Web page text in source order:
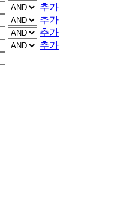
추가
추가
추가
추가